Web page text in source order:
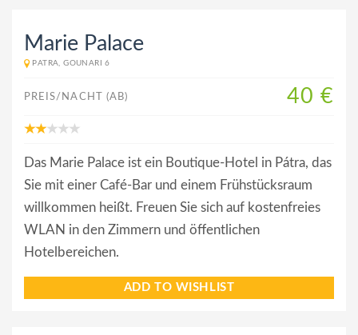
Marie Palace
PATRA, GOUNARI 6
PREIS/NACHT (AB) 40 €
Das Marie Palace ist ein Boutique-Hotel in Pátra, das
Sie mit einer Café-Bar und einem Frühstücksraum
willkommen heißt. Freuen Sie sich auf kostenfreies
WLAN in den Zimmern und öffentlichen
Hotelbereichen.
ADD TO WISHLIST